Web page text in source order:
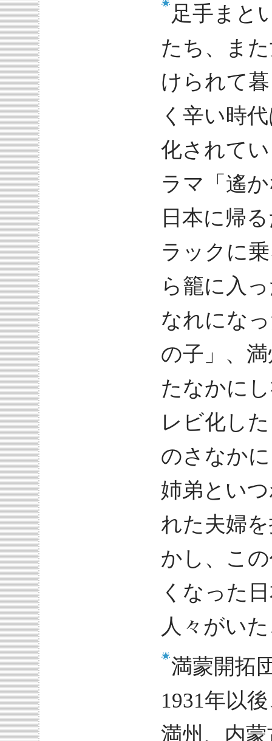
足手まと
たち、ま
けられて
く辛い時
化されて
ラマ「遙
日本に帰
ラックに
ら籠に入
なれにな
の子」、
たなかに
レビ化し
のさなか
姉弟とい
れた夫婦
かし、こ
くなった
人々がい
満蒙開拓
1931年以
満州、内